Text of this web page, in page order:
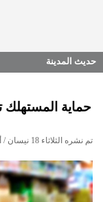
حديث المدينة
حماية المستهلك
تم نشره الثلاثاء 18 نيسان / أبريل 2023 11:43 صباحاً